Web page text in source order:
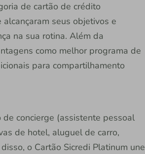
de cartão de crédito
seus objetivos e
na sua rotina. Além da
como melhor programa de
para compartilhamento
concierge (assistente pessoal
de hotel, aluguel de carro,
o Cartão Sicredi Platinum une